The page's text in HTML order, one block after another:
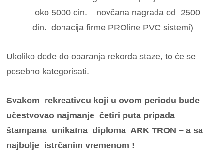
oko 5000 din. i novčana nagrada od 2500
din. donacija firme PROline PVC sistemi)
Ukoliko dođe do obaranja rekorda staze, to će se
posebno kategorisati.
Svakom rekreativcu koji u ovom periodu bude
učestvovao najmanje četiri puta pripada
štampana unikatna diploma ARK TRON – a sa
najbolje istrčanim vremenom !